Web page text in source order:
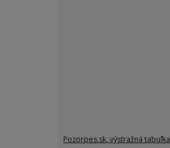
Pozorpes.sk, výstražná tabuľka